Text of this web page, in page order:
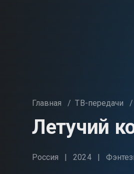
Главная / ТВ-передачи /
Летучий
Россия 2024